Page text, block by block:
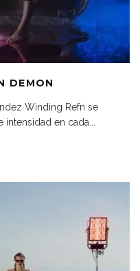
DEMON
Winding Refn se
intensidad en cada